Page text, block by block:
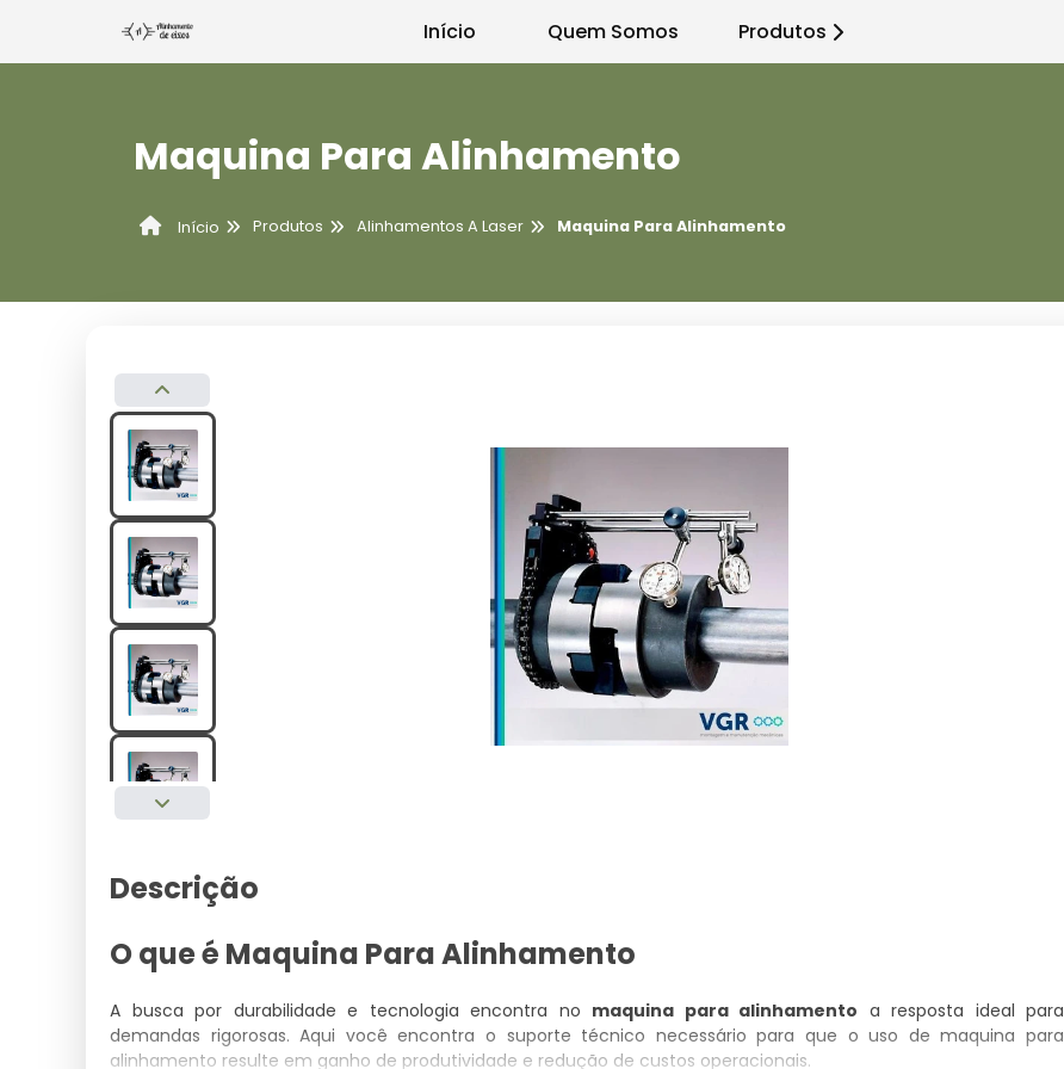
Início Quem Somos Produtos
Maquina Para Alinhamento
Início Produtos Alinhamentos A Laser Maquina Para Alinhamento
Descrição
O que é Maquina Para Alinhamento
A busca por durabilidade e tecnologia encontra no maquina para alinhamento a resposta ideal para
demandas rigorosas. Aqui você encontra o suporte técnico necessário para que o uso de maquina para
alinhamento resulte em ganho de produtividade e redução de custos operacionais.